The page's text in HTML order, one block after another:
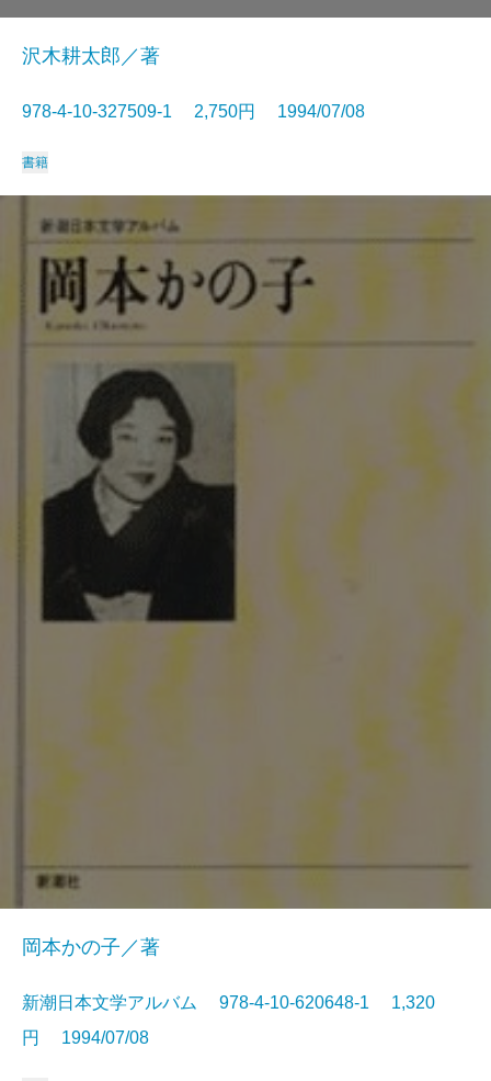
沢木耕太郎／著
978-4-10-327509-1 2,750円 1994/07/08
書籍
岡本かの子／著
新潮日本文学アルバム 978-4-10-620648-1 1,320
円 1994/07/08